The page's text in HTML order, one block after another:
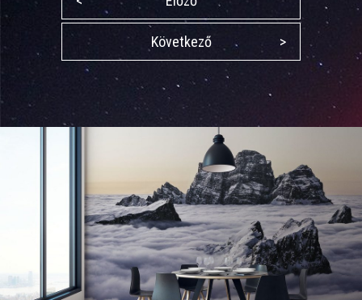
Következő >